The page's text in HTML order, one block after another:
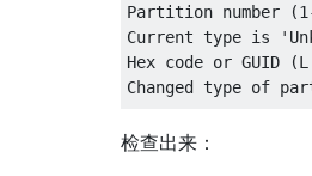
Partition number
Current type is
Hex code or GUID
Changed type of
Command (? for
检查出来：